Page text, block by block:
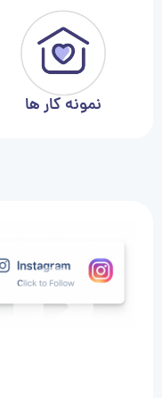
نمونه کار ها